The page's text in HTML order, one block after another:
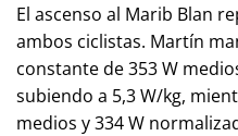
El ascenso al Marib Blan
ambos ciclistas. Martín
constante de 353 W
subiendo a 5,3 W/kg,
medios y 334 W